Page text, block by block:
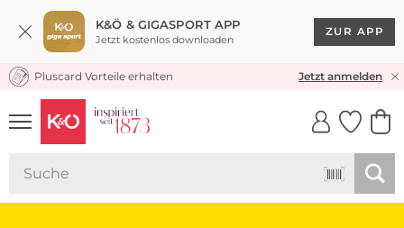
K&Ö & GIGASPORT APP
Jetzt kostenlos downloaden
ZUR APP
KOSTENLOSER VERSAND* & RÜCKVERSAND
Pluscard Vorteile erhalten Jetzt anmelden
UNSERE APP
CLICK &